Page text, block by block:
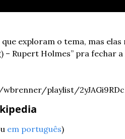
exploram o tema, mas
– Rupert Holmes” pra
playlist/
em português)